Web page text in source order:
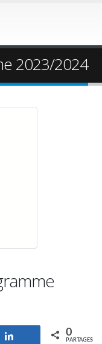
2023/2024
Partagez 0
PARTAGES